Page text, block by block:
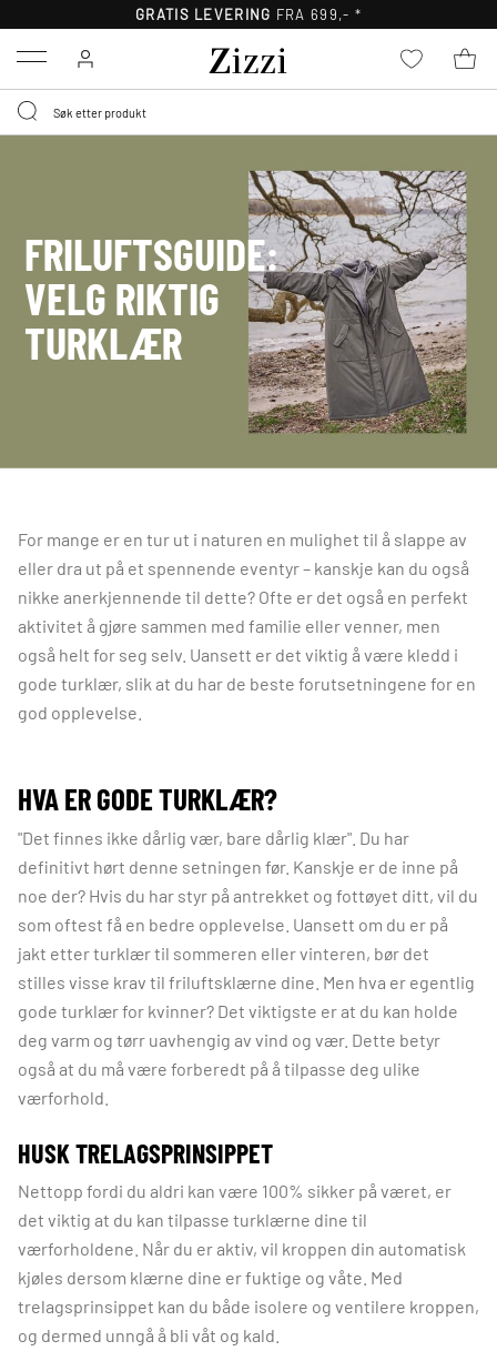
GRATIS LEVERING FRA 699,- *
Menu
FRILUFTSGUIDE:
VELG RIKTIG
TURKLÆR
For mange er en tur ut i naturen en mulighet til å slappe av
eller dra ut på et spennende eventyr – kanskje kan du også
nikke anerkjennende til dette? Ofte er det også en perfekt
aktivitet å gjøre sammen med familie eller venner, men
også helt for seg selv. Uansett er det viktig å være kledd i
gode turklær, slik at du har de beste forutsetningene for en
god opplevelse.
HVA ER GODE TURKLÆR?
"Det finnes ikke dårlig vær, bare dårlig klær". Du har
definitivt hørt denne setningen før. Kanskje er de inne på
noe der? Hvis du har styr på antrekket og fottøyet ditt, vil du
som oftest få en bedre opplevelse. Uansett om du er på
jakt etter turklær til sommeren eller vinteren, bør det
stilles visse krav til friluftsklærne dine. Men hva er egentlig
gode turklær for kvinner? Det viktigste er at du kan holde
deg varm og tørr uavhengig av vind og vær. Dette betyr
også at du må være forberedt på å tilpasse deg ulike
værforhold.
HUSK TRELAGSPRINSIPPET
Nettopp fordi du aldri kan være 100% sikker på været, er
det viktig at du kan tilpasse turklærne dine til
værforholdene. Når du er aktiv, vil kroppen din automatisk
kjøles dersom klærne dine er fuktige og våte. Med
trelagsprinsippet kan du både isolere og ventilere kroppen,
og dermed unngå å bli våt og kald.